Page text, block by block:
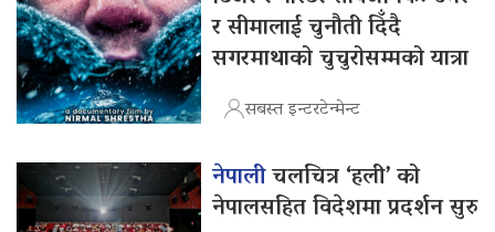
र सीमालाई चुनौती दिँदै
सगरमाथाको चुचुरोसम्मको यात्रा
सबस्त इन्टरटेन्मेन्ट
नेपालीचलचित्र ‘हली’ को
नेपालसहित विदेशमा प्रदर्शन सुरु